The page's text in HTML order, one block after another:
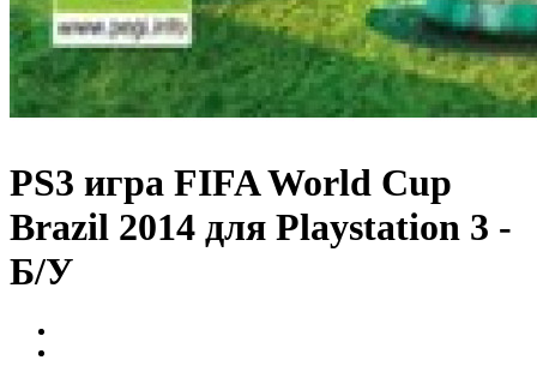
PS3 игра FIFA World Cup
Brazil 2014 для Playstation 3 -
Б/У